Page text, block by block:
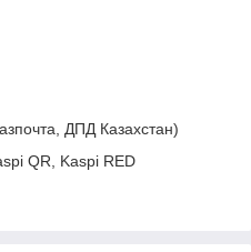
ДПД Казахстан)
QR, Kaspi RED